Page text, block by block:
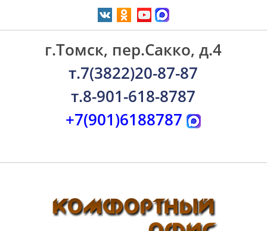
г.Томск, пер.Сакко, д.4
т.7(3822)20-87-87
т.8-901-618-8787
+7(901)6188787